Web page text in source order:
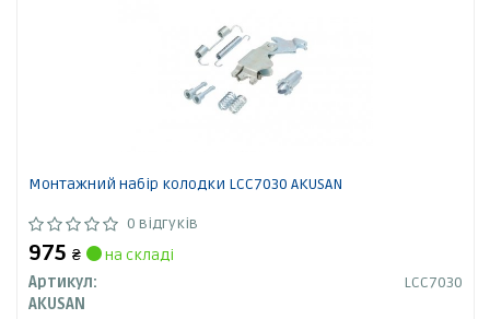
Монтажний набір колодки LCC7030 AKUSAN
0 відгуків
975 ₴
на складі
Артикул:
LCC7030
AKUSAN